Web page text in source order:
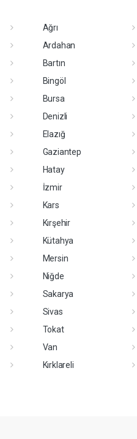
Ağrı
Ardahan
Bartın
Bingöl
Bursa
Denizli
Elazığ
Gaziantep
Hatay
İzmir
Kars
Kırşehir
Kütahya
Mersin
Niğde
Sakarya
Sivas
Tokat
Van
Kırklareli